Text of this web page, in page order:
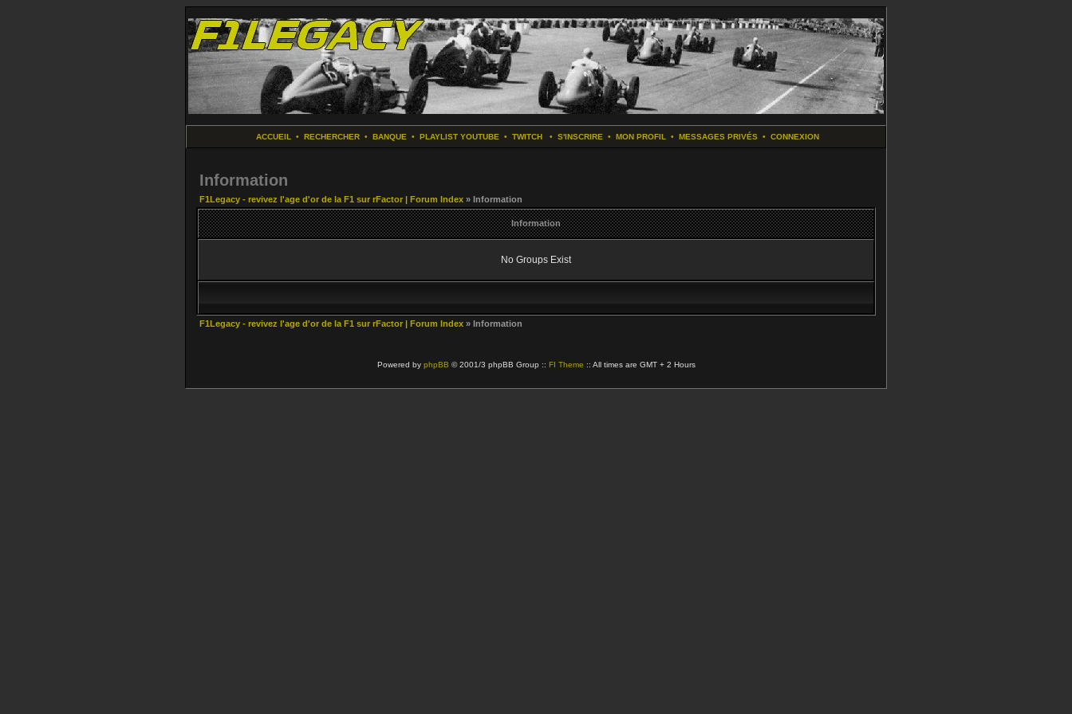
ACCUEIL • RECHERCHER• BANQUE • PLAYLIST YOUTUBE • TWITCH• S'INSCRIRE • MON PROFIL • MESSAGES PRIVÉS• CONNEXION
Information
F1Legacy - revivez l'age d'or de la F1 sur rFactor | Forum Index » Information
Information
No Groups Exist
F1Legacy - revivez l'age d'or de la F1 sur rFactor | Forum Index » Information
Powered by phpBB © 2001/3 phpBB Group :: FI Theme :: All times are GMT + 2 Hours